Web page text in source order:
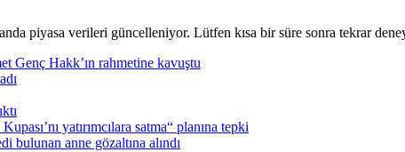
piyasa verileri güncelleniyor. Lütfen kısa bir süre sonra tekrar
Genç Hakk’ın rahmetine kavuştu
yatırımcılara satma“ planına tepki
bulunan anne gözaltına alındı